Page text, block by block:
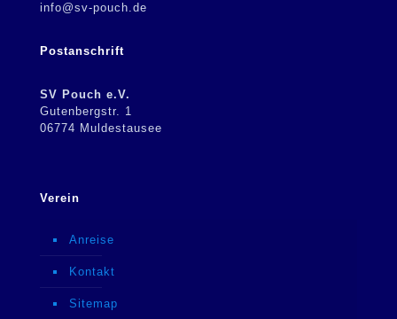
info@sv-pouch.de
Postanschrift
SV Pouch e.V.
Gutenbergstr. 1
06774 Muldestausee
Verein
Anreise
Kontakt
Sitemap